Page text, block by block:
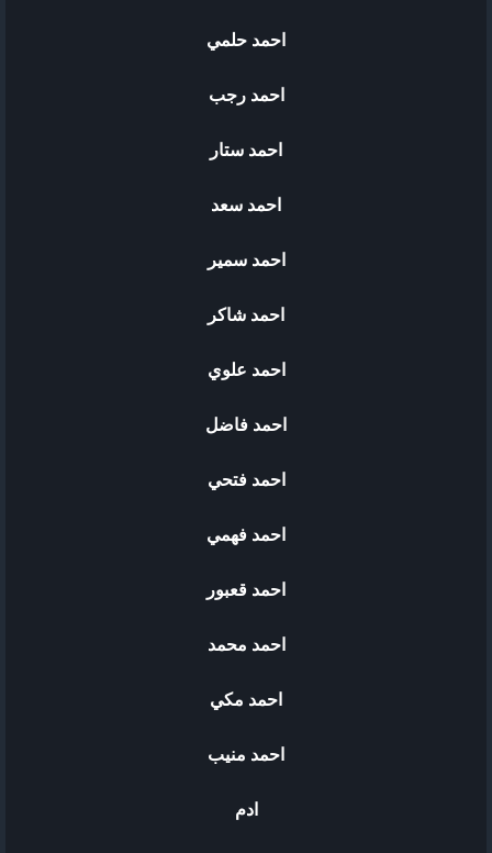
احمد حلمي
احمد رجب
احمد ستار
احمد سعد
احمد سمير
احمد شاكر
احمد علوي
احمد فاضل
احمد فتحي
احمد فهمي
احمد قعبور
احمد محمد
احمد مكي
احمد منيب
ادم